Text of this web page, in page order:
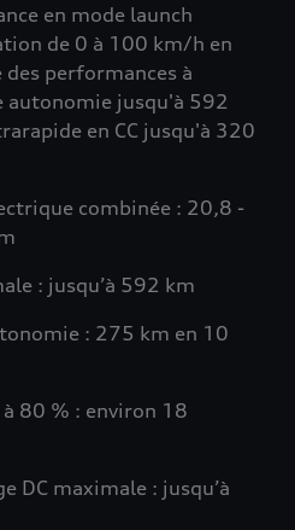
en mode launch
de 0 à 100 km/h en
performances à
autonomie jusqu'à 592
en CC jusqu'à 320
combinée : 20,8 -
: jusqu’à 592 km
: 275 km en 10
80 % : environ 18
DC maximale : jusqu’à